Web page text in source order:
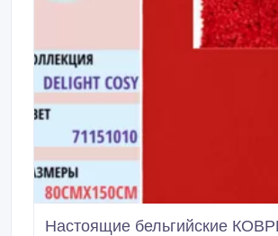
Настоящие бельгийские